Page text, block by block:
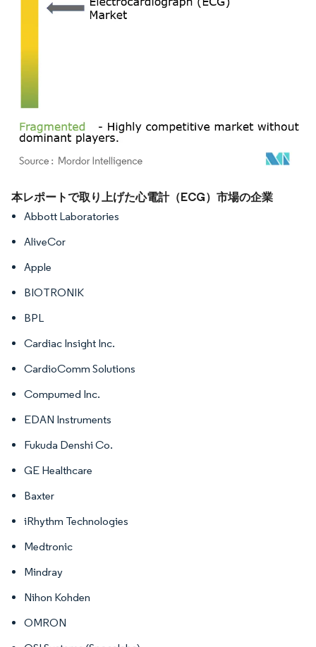
画像 © Mordor Intelligence。再利用にはCC BY 4.0の表示が必要です。
本レポートで取り上げた心電計（ECG）市場の企業
Abbott Laboratories
AliveCor
Apple
BIOTRONIK
BPL
Cardiac Insight Inc.
CardioComm Solutions
Compumed Inc.
EDAN Instruments
Fukuda Denshi Co.
GE Healthcare
Baxter
iRhythm Technologies
Medtronic
Mindray
Nihon Kohden
OMRON